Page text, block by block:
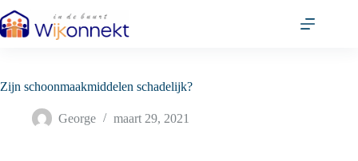
naar
de
Zijn schoonmaakmiddelen schadelijk?
George maart 29, 2021